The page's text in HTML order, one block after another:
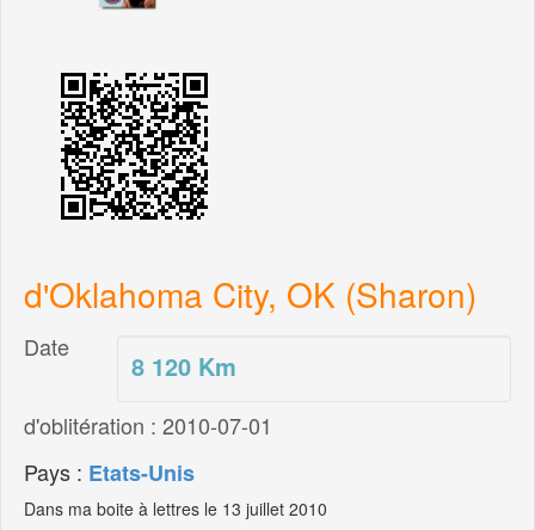
d'Oklahoma City, OK (Sharon)
8 120 Km
Date
d'oblitération : 2010-07-01
Pays : Etats-Unis
Dans ma boite à lettres le 13 juillet 2010